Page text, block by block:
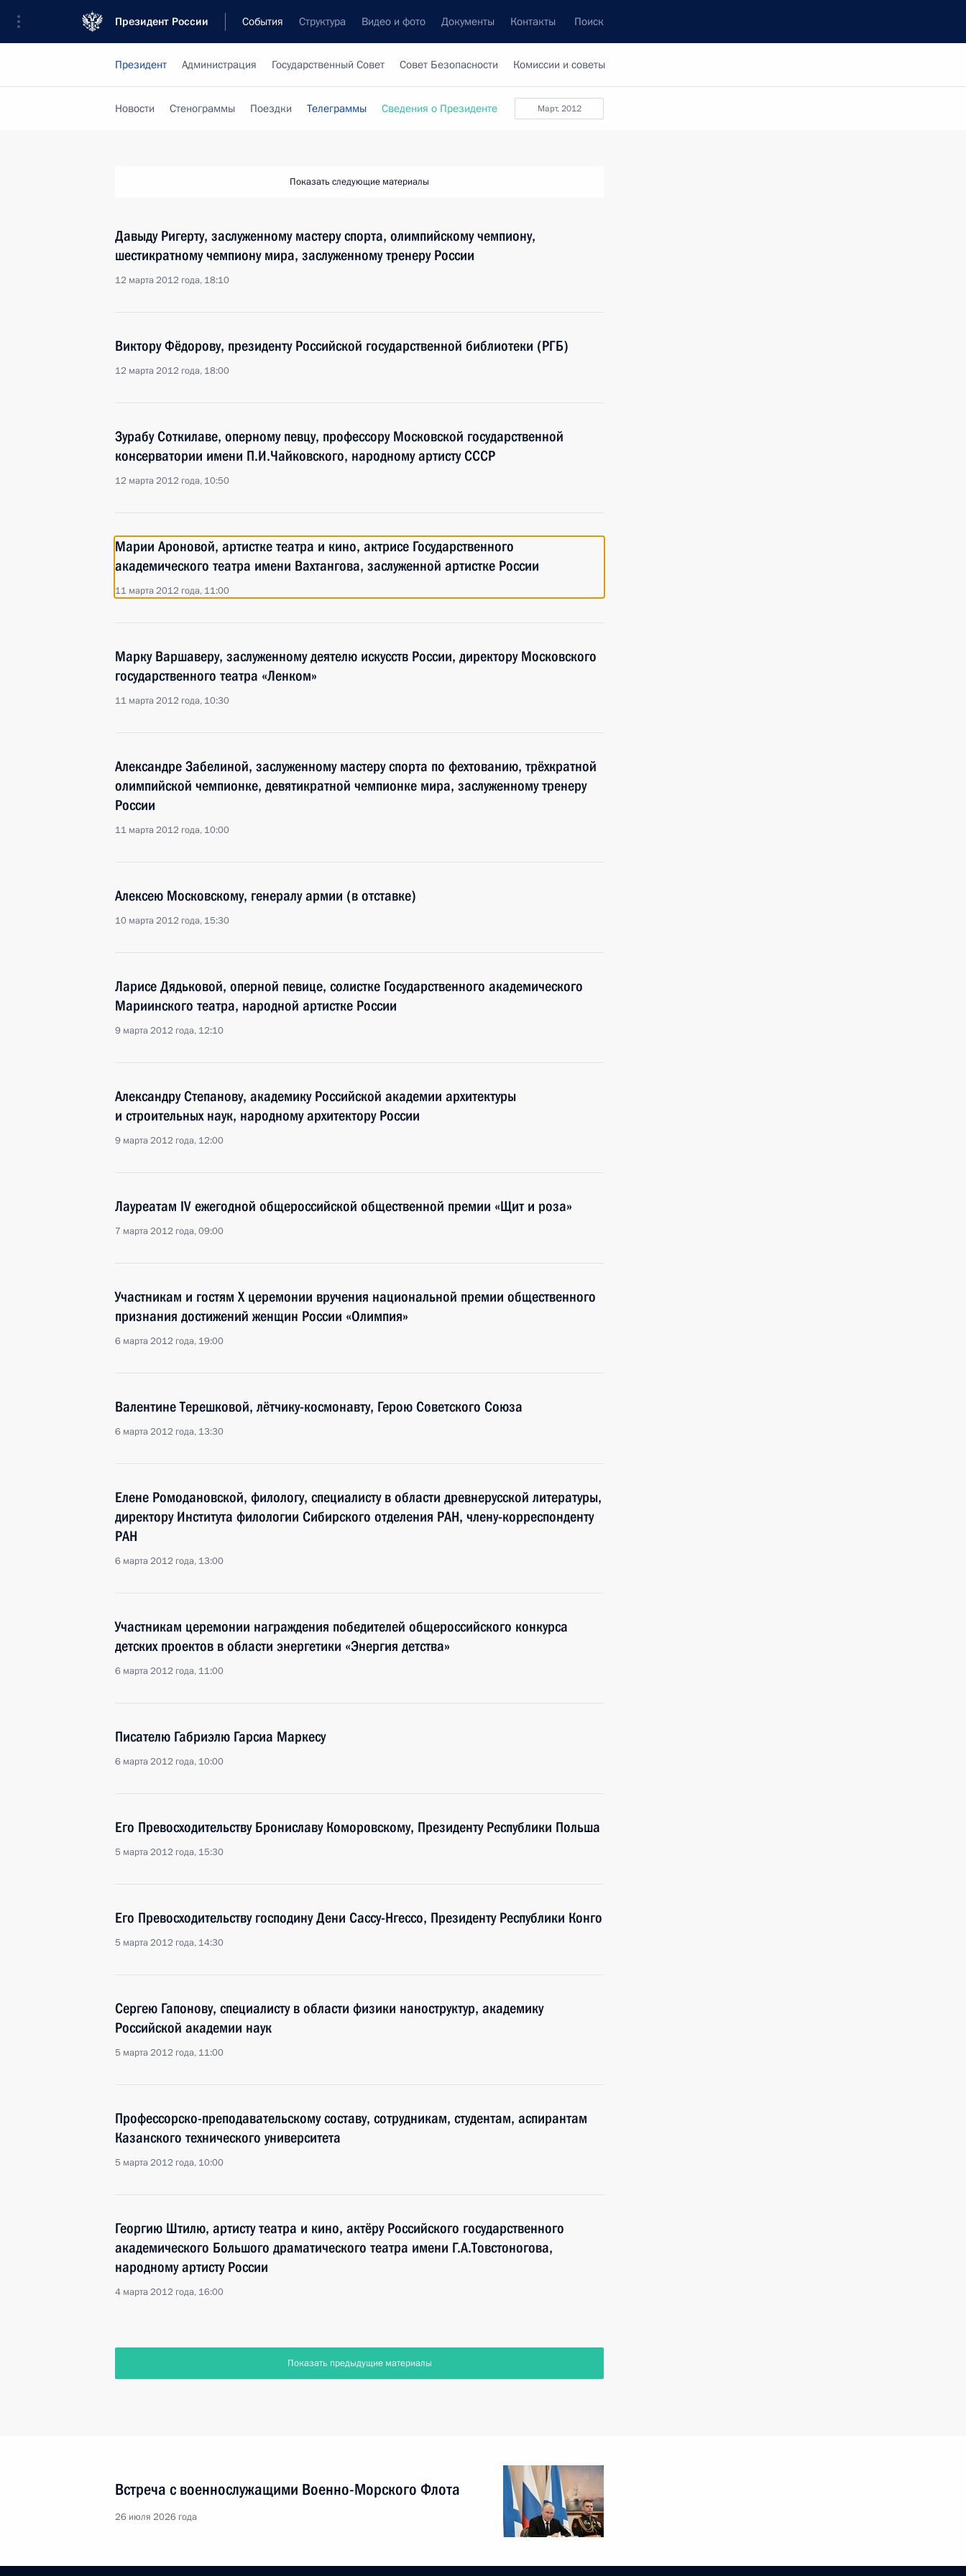
Президент России События Структура Видео и фото Документы Контакты Поиск
Президент Администрация Государственный Совет Совет Безопасности Комиссии и советы
Март, 2012
Новости Стенограммы Поездки Телеграммы Сведения о Президенте
Показать следующие материалы
Давыду Ригерту, заслуженному мастеру спорта, олимпийскому чемпиону,
шестикратному чемпиону мира, заслуженному тренеру России
12 марта 2012 года, 18:10
Виктору Фёдорову, президенту Российской государственной библиотеки (РГБ)
12 марта 2012 года, 18:00
Зурабу Соткилаве, оперному певцу, профессору Московской государственной
консерватории имени П.И.Чайковского, народному артисту СССР
12 марта 2012 года, 10:50
Марии Ароновой, артистке театра и кино, актрисе Государственного
академического театра имени Вахтангова, заслуженной артистке России
11 марта 2012 года, 11:00
Марку Варшаверу, заслуженному деятелю искусств России, директору Московского
государственного театра «Ленком»
11 марта 2012 года, 10:30
Александре Забелиной, заслуженному мастеру спорта по фехтованию, трёхкратной
олимпийской чемпионке, девятикратной чемпионке мира, заслуженному тренеру
России
11 марта 2012 года, 10:00
Алексею Московскому, генералу армии (в отставке)
10 марта 2012 года, 15:30
Ларисе Дядьковой, оперной певице, солистке Государственного академического
Мариинского театра, народной артистке России
9 марта 2012 года, 12:10
Александру Степанову, академику Российской академии архитектуры
и строительных наук, народному архитектору России
9 марта 2012 года, 12:00
Лауреатам IV ежегодной общероссийской общественной премии «Щит и роза»
7 марта 2012 года, 09:00
Участникам и гостям X церемонии вручения национальной премии общественного
признания достижений женщин России «Олимпия»
6 марта 2012 года, 19:00
Валентине Терешковой, лётчику-космонавту, Герою Советского Союза
6 марта 2012 года, 13:30
Елене Ромодановской, филологу, специалисту в области древнерусской литературы,
директору Института филологии Сибирского отделения РАН, члену-корреспонденту
РАН
6 марта 2012 года, 13:00
Участникам церемонии награждения победителей общероссийского конкурса
детских проектов в области энергетики «Энергия детства»
6 марта 2012 года, 11:00
Писателю Габриэлю Гарсиа Маркесу
6 марта 2012 года, 10:00
Его Превосходительству Брониславу Коморовскому, Президенту Республики Польша
5 марта 2012 года, 15:30
Его Превосходительству господину Дени Сассу-Нгессо, Президенту Республики Конго
5 марта 2012 года, 14:30
Сергею Гапонову, специалисту в области физики наноструктур, академику
Российской академии наук
5 марта 2012 года, 11:00
Профессорско-преподавательскому составу, сотрудникам, студентам, аспирантам
Казанского технического университета
5 марта 2012 года, 10:00
Георгию Штилю, артисту театра и кино, актёру Российского государственного
академического Большого драматического театра имени Г.А.Товстоногова,
народному артисту России
4 марта 2012 года, 16:00
Показать предыдущие материалы
Встреча с военнослужащими Военно-Морского Флота
26 июля 2026 года